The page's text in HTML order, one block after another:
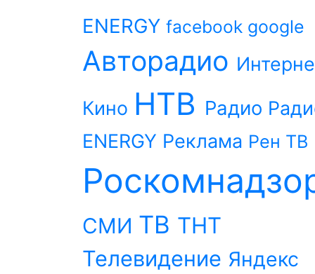
ENERGY facebook google
Авторадио
Кино НТВ Радио
ENERGY Реклама Рен ТВ
СМИ ТВ ТНТ
Телевидение Яндекс